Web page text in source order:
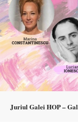
Juriul Galei HOP –